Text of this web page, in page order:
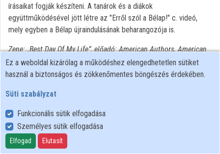
írásaikat fogják készíteni. A tanárok és a diákok
együttműködésével jött létre az "Erről szól a Bélap!" c. videó,
mely egyben a Bélap újraindulásának beharangozója is.
Zene: „Best Day Of My Life”, előadó: American Authors, American
Authors (Google Play • iTunes)
Felhasználói szabályzat
Adatkezelési tájékoztató
Süti szabályzat
Ez a weboldal kizárólag a működéshez elengedhetetlen sütiket
használ a biztonságos és zökkenőmentes böngészés érdekében.
Süti szabályzat
Funkcionális sütik elfogadása
Személyes sütik elfogadása
Elfogad Elutasít